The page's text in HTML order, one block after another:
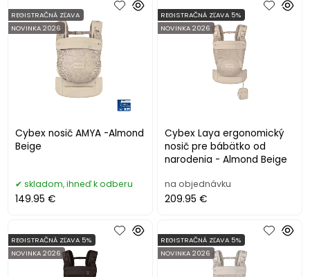
Cybex nosič AMYA -Almond
Beige
REGISTRAČNÁ ZĽAVA
NOVINKA 2026
skladom, ihneď k odberu
149.95 €
Cybex Laya ergonomický
nosič pre bábätko od
narodenia - Almond Beige
REGISTRAČNÁ ZĽAVA 5%
NOVINKA 2026
na objednávku
209.95 €
REGISTRAČNÁ ZĽAVA 5%
NOVINKA 2026
REGISTRAČNÁ ZĽAVA 5%
NOVINKA 2026